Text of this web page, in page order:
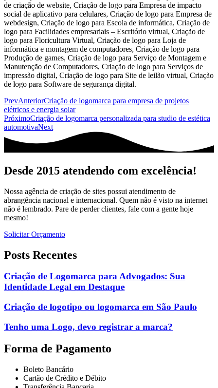
PrevAnteriorCriação de logomarca para empresa de projetos
elétricos e energia solar
PróximoCriação de logomarca personalizada para studio de estética
automotivaNext
Desde 2015 atendendo com excelência!
Nossa agência de criação de sites possui atendimento de
abrangência nacional e internacional. Quem não é visto na internet
não é lembrado. Pare de perder clientes, fale com a gente hoje
mesmo!
Solicitar Orçamento
Posts Recentes
Criação de Logomarca para Advogados: Sua
Identidade Legal em Destaque
Criação de logotipo ou logomarca em São Paulo
Tenho uma Logo, devo registrar a marca?
Forma de Pagamento
Boleto Bancário
Cartão de Crédito e Débito